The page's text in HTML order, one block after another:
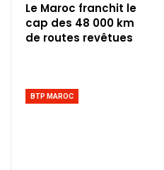
Le Maroc franchit le
cap des 48 000 km
de routes revêtues
BTP MAROC